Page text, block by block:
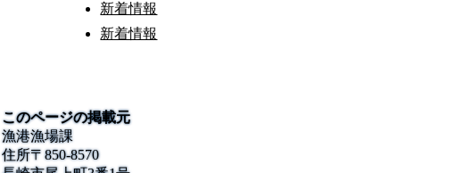
新着情報
新着情報
このページの掲載元
漁港漁場課
住所〒850-8570